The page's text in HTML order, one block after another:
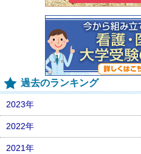
過去のランキング
2023年
2022年
2021年